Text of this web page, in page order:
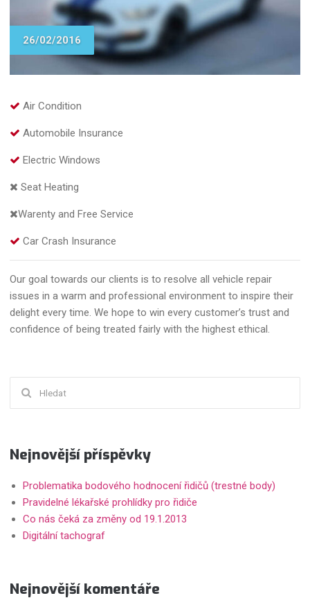
26/02/2016
Air Condition
Automobile Insurance
Electric Windows
Seat Heating
Warenty and Free Service
Car Crash Insurance
Our goal towards our clients is to resolve all vehicle repair
issues in a warm and professional environment to inspire their
delight every time. We hope to win every customer’s trust and
confidence of being treated fairly with the highest ethical.
Nejnovější příspěvky
Problematika bodového hodnocení řidičů (trestné body)
Pravidelné lékařské prohlídky pro řidiče
Co nás čeká za změny od 19.1.2013
Digitální tachograf
Nejnovější komentáře